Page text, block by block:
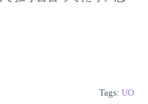
Tags:UO